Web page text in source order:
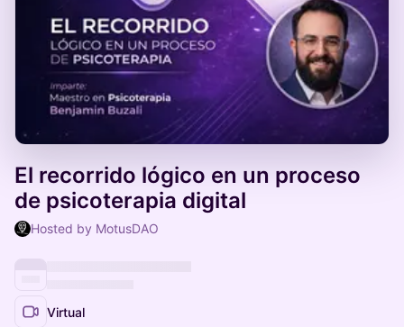
El recorrido lógico en un proceso
de psicoterapia digital
Hosted by MotusDAO
Virtual